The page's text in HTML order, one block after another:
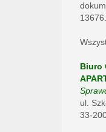
13676.
Biuro
ul.
33-